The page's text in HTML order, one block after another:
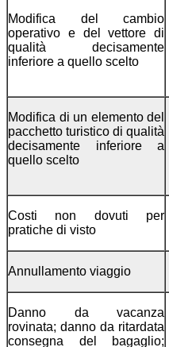
Modifica del cambio
operativo e del vettore di
qualità decisamente
inferiore a quello scelto
Modifica di un elemento del
pacchetto turistico di qualità
decisamente inferiore a
quello scelto
Costi non dovuti per
pratiche di visto
Annullamento viaggio
Danno da vacanza
rovinata; danno da ritardata
consegna del bagaglio;